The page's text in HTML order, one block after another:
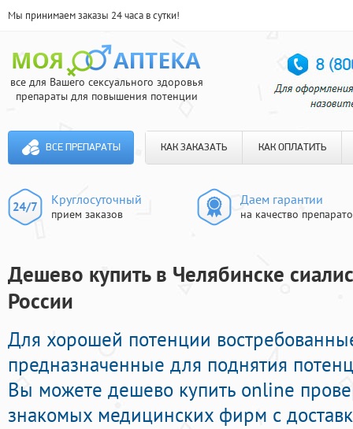
Мы принимаем заказы 24 часа в сутки!
все для Вашего сексуального здоровья
препараты для повышения потенции
ВСЕ ПРЕПАРАТЫ КАК ЗАКАЗАТЬ КАК ОПЛАТИТЬ
Круглосуточный
прием заказов
Даем гарантии
на качество
Дешево купить в Челябинске
России
Для хорошей потенции
предназначенные для поднятия
Вы можете дешево купить online
знакомых медицинских фирм с